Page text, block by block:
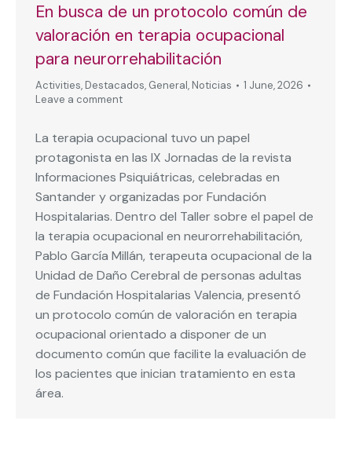
En busca de un protocolo común de
valoración en terapia ocupacional
para neurorrehabilitación
Activities, Destacados, General, Noticias
1 June, 2026
Leave a comment
La terapia ocupacional tuvo un papel
protagonista en las IX Jornadas de la revista
Informaciones Psiquiátricas, celebradas en
Santander y organizadas por Fundación
Hospitalarias. Dentro del Taller sobre el papel de
la terapia ocupacional en neurorrehabilitación,
Pablo García Millán, terapeuta ocupacional de la
Unidad de Daño Cerebral de personas adultas
de Fundación Hospitalarias Valencia, presentó
un protocolo común de valoración en terapia
ocupacional orientado a disponer de un
documento común que facilite la evaluación de
los pacientes que inician tratamiento en esta
área.